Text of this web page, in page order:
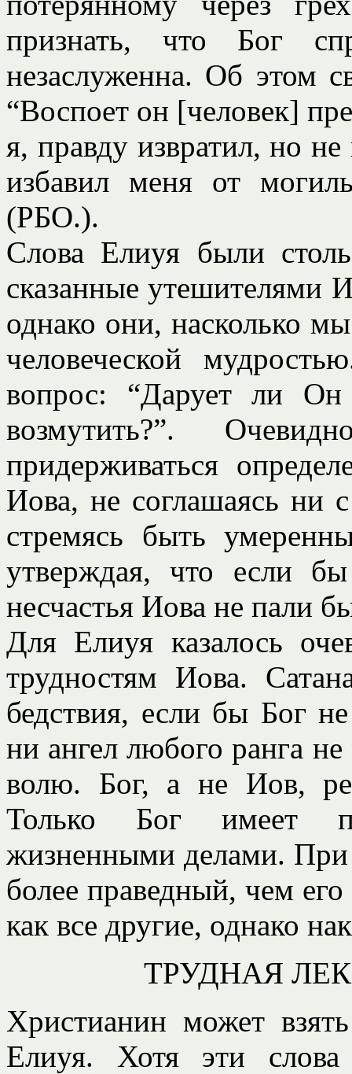
признать, что Бог
незаслуженна. Об этом
“Воспоет он [человек]
я, правду извратил, но
избавил меня от
(РБО.).
Слова Елиуя были
сказанные утешителями
однако они, насколько
человеческой
вопрос: “Дарует ли
возмутить?”.
придерживаться
Иова, не соглашаясь ни
стремясь быть
утверждая, что если
несчастья Иова не пали
Для Елиуя казалось
трудностям Иова.
бедствия, если бы Бог
ни ангел любого ранга
волю. Бог, а не Иов,
Только Бог имеет
жизненными делами.
более праведный, чем
как все другие, однако
ТРУДНАЯ
Христианин может
Елиуя. Хотя эти